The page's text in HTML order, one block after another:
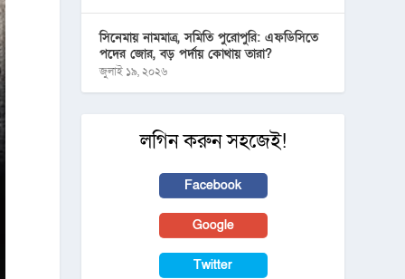
সিনেমায় নামমাত্র, সমিতি পুরোপুরি: এফডিসিতে
পদের জোর, বড় পর্দায় কোথায় তারা?
জুলাই ১৯, ২০২৬
লগিন করুন সহজেই!
Facebook
Google
Twitter